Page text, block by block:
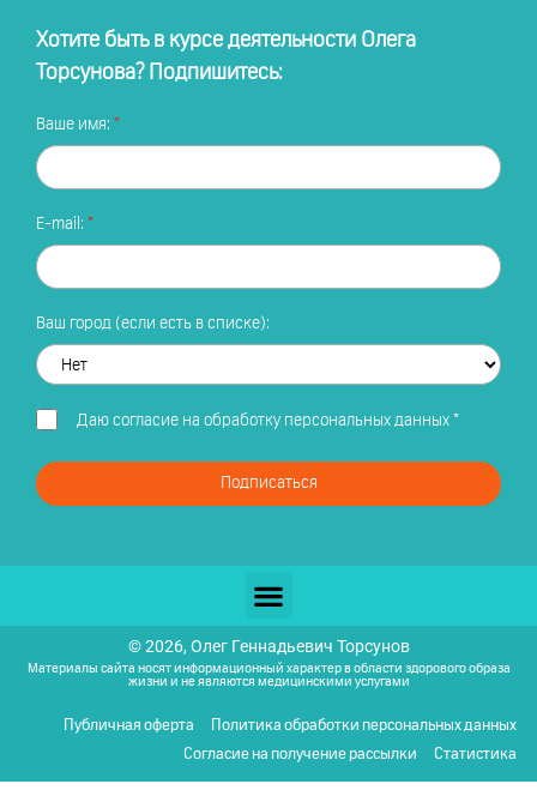
Хотите быть в курсе деятельности Олега
Торсунова? Подпишитесь:
Ваше имя:
E-mail:
Ваш город (если есть в списке):
Даю согласие на обработку персональных данных*
Подписаться
© 2026, Олег Геннадьевич Торсунов
Материалы сайта носят информационный характер в области здорового образа
жизни и не являются медицинскими услугами
Публичная оферта
Политика обработки персональных данных
Согласие на получение рассылки
Статистика